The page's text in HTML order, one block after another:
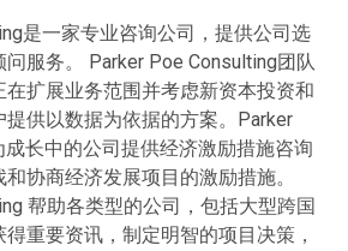
是一家专业咨询公司，提供公司选
服务。 Parker Poe Consulting团队
扩展业务范围并考虑新资本投资和
供以数据为依据的方案。Parker
成长中的公司提供经济激励措施咨询
协商经济发展项目的激励措施。
帮助各类型的公司，包括大型跨国
重要资讯，制定明智的项目决策，